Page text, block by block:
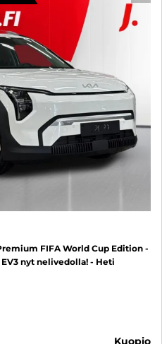
FIFA World Cup Edition -
EV3 nyt nelivedolla! - Heti
kuopio